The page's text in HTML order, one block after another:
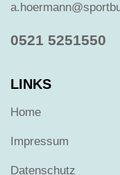
0521 5251550
LINKS
Home
Impressum
Datenschutz